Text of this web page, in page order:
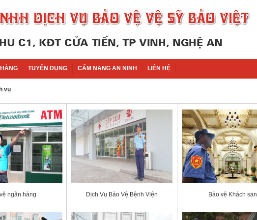
TUYỂN DỤNG CẨM NANG AN NINH LIÊN HỆ
vụ
ngân hàng Dịch Vụ Bảo Vệ Bệnh Viện Bảo vệ Khách sạn